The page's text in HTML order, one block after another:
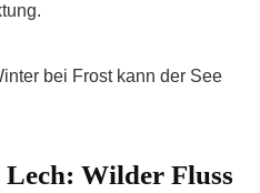
bei Frost kann der See
Wilder Fluss